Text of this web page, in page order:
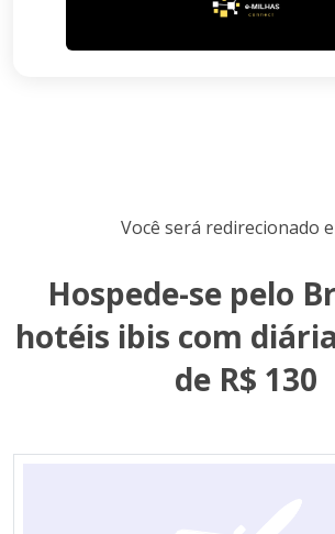
Você será redirecionado
Hospede-se pelo
hotéis ibis com
de R$ 130